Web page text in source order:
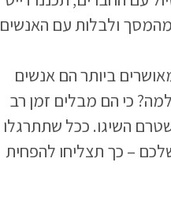
מהמסך ולבלות עם האנשים
ביותר הם אנשים
כי הם מבלים זמן רב
השיגו. ככל שתתרגלו
– כך תצליחו להפחית